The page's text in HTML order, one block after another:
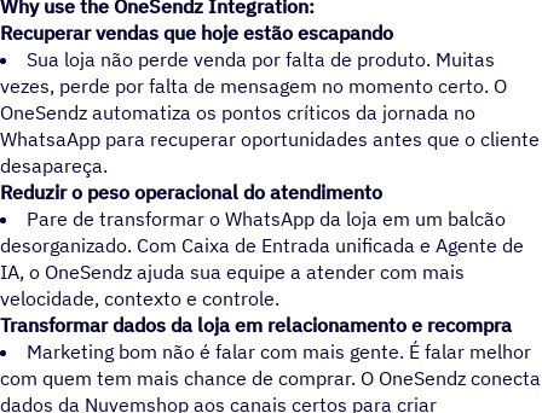
Why use the OneSendz Integration:
Recuperar vendas que hoje estão escapando
Sua loja não perde venda por falta de produto. Muitas
vezes, perde por falta de mensagem no momento certo. O
OneSendz automatiza os pontos críticos da jornada no
WhatsaApp para recuperar oportunidades antes que o cliente
desapareça.
Reduzir o peso operacional do atendimento
Pare de transformar o WhatsApp da loja em um balcão
desorganizado. Com Caixa de Entrada unificada e Agente de
IA, o OneSendz ajuda sua equipe a atender com mais
velocidade, contexto e controle.
Transformar dados da loja em relacionamento e recompra
Marketing bom não é falar com mais gente. É falar melhor
com quem tem mais chance de comprar. O OneSendz conecta
dados da Nuvemshop aos canais certos para criar